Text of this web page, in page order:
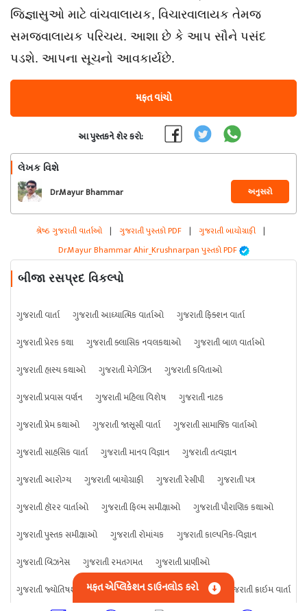
જિજ્ઞાસુઓ માટે વાંચવાલાયક, વિચારવાલાયક તેમજ
સમજવાલાયક પરિચય. આશા છે કે આપ સૌને પસંદ
પડશે. આપના સૂચનો આવકાર્યછે.
મફત વાંચો
આ પુસ્તકને શેર કરો:
લેખક વિશે
Dr.Mayur Bhammar
Ahir_Krushnarpan
અનુસરો
શ્રેષ્ઠ ગુજરાતી વાર્તાઓ | ગુજરાતી પુસ્તકો PDF | ગુજરાતી બાયોગ્રાફી |
Dr.Mayur Bhammar Ahir_Krushnarpan પુસ્તકો PDF
બીજા રસપ્રદ વિકલ્પો
ગુજરાતી વાર્તા ગુજરાતી આધ્યાત્મિક વાર્તાઓ
ગુજરાતી ફિક્શન વાર્તા
ગુજરાતી પ્રેરક કથા
ગુજરાતી ક્લાસિક નવલકથાઓ
ગુજરાતી બાળ વાર્તાઓ
ગુજરાતી હાસ્ય કથાઓ
ગુજરાતી મેગેઝિન
ગુજરાતી કવિતાઓ
ગુજરાતી પ્રવાસ વર્ણન
ગુજરાતી મહિલા વિશેષ
ગુજરાતી નાટક
ગુજરાતી પ્રેમ કથાઓ
ગુજરાતી જાસૂસી વાર્તા
ગુજરાતી સામાજિક વાર્તાઓ
ગુજરાતી સાહસિક વાર્તા
ગુજરાતી માનવ વિજ્ઞાન
ગુજરાતી તત્વજ્ઞાન
ગુજરાતી આરોગ્ય
ગુજરાતી બાયોગ્રાફી ગુજરાતી રેસીપી
ગુજરાતી પત્ર
ગુજરાતી હૉરર વાર્તાઓ
ગુજરાતી ફિલ્મ સમીક્ષાઓ
ગુજરાતી પૌરાણિક કથાઓ
ગુજરાતી પુસ્તક સમીક્ષાઓ
ગુજરાતી રોમાંચક
ગુજરાતી કાલ્પનિક-વિજ્ઞાન
ગુજરાતી બિઝનેસ
ગુજરાતી રમતગમત
ગુજરાતી પ્રાણીઓ
ગુજરાતી જ્યોતિષશાસ્ત્ર
ગુજરાતી વિજ્ઞાન ગુજરાતી કંઈપણ ગુજરાતી ક્રાઇમ વાર્તા
મફત એપ્લિકેશન ડાઉનલોડ કરો